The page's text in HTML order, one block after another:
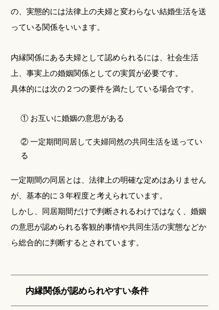
の、実態的には法律上の夫婦と変わらない結婚生活を送
っている関係をいいます。
内縁関係にある夫婦として認められるには、社会生活
上、事実上の婚姻関係としての実質が必要です。
具体的には次の２つの要件を満たしている場合です。
① お互いに婚姻の意思がある
② 一定期間同居して夫婦同然の共同生活を送ってい
る
一定期間の同居とは、法律上の明確な定めはありません
が、基本的に３年程度と考えられています。
しかし、同居期間だけで判断されるわけではなく、婚姻
の意思が認められる客観的事情や共同生活の実態などか
ら総合的に判断するとされています。
内縁関係が認められやすい条件